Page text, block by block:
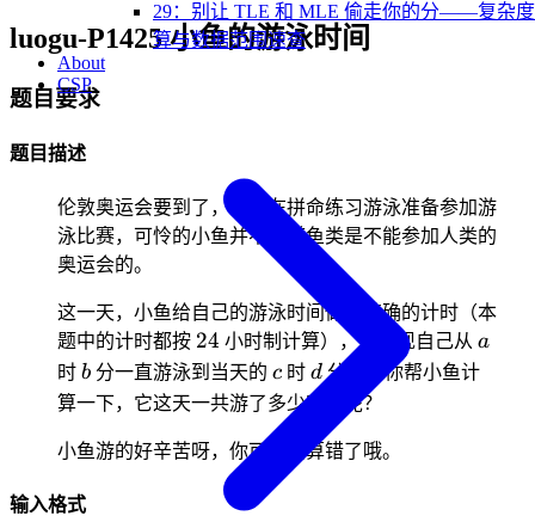
29：别让 TLE 和 MLE 偷走你的分——复杂
算与数据范围速查
About
CSP
luogu-P1425 小鱼的游泳时间
题目要求
题目描述
伦敦奥运会要到了，小鱼在拼命练习游泳准备参加游
泳比赛，可怜的小鱼并不知道鱼类是不能参加人类的
奥运会的。
这一天，小鱼给自己的游泳时间做了精确的计时（本
题中的计时都按 24
24 小时制计算），它发现自己从 a
a
时 b
b 分一直游泳到当天的 c
c 时 d
d 分，请你帮小鱼计
算一下，它这天一共游了多少时间呢？
小鱼游的好辛苦呀，你可不要算错了哦。
输入格式